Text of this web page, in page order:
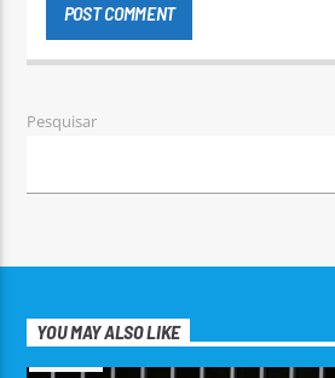
Pesquisar
YOU MAY ALSO LIKE